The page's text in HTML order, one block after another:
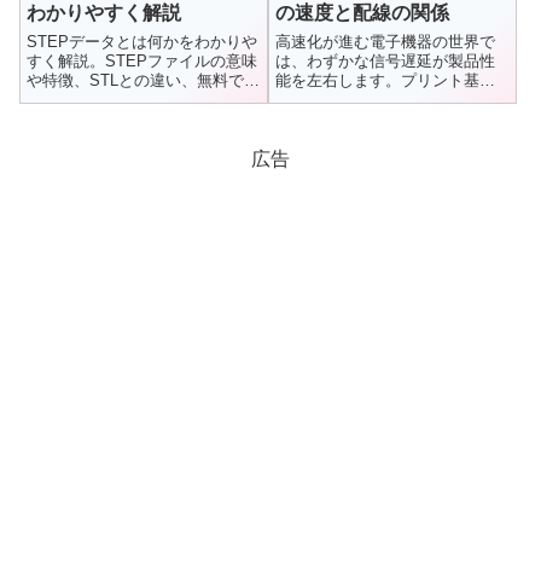
わかりやすく解説
STEPデータとは何かをわかりや
すく解説。STEPファイルの意味
や特徴、STLとの違い、無料での
開き方までまとめました。CAD
の速度と配線の関係
高速化が進む電子機器の世界で
は、わずかな信号遅延が製品性
能を左右します。プリント基板
（PCB）上を流れる電気信号
広告